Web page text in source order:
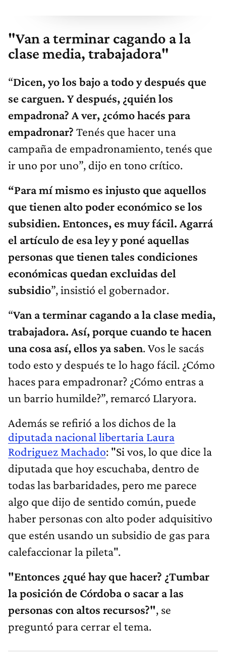
"Van a terminar cagando a la
clase media, trabajadora"
“Dicen, yo los bajo a todo y después que
se carguen. Y después, ¿quién los
empadrona? A ver, ¿cómo hacés para
empadronar? Tenés que hacer una
campaña de empadronamiento, tenés que
ir uno por uno”, dijo en tono crítico.
“Para mí mismo es injusto que aquellos
que tienen alto poder económico se los
subsidien. Entonces, es muy fácil. Agarrá
el artículo de esa ley y poné aquellas
personas que tienen tales condiciones
económicas quedan excluidas del
subsidio”, insistió el gobernador.
“Van a terminar cagando a la clase media,
trabajadora. Así, porque cuando te hacen
una cosa así, ellos ya saben. Vos le sacás
todo esto y después te lo hago fácil. ¿Cómo
haces para empadronar? ¿Cómo entras a
un barrio humilde?”, remarcó Llaryora.
Además se refirió a los dichos de la
diputada nacional libertaria Laura
Rodriguez Machado: "Si vos, lo que dice la
diputada que hoy escuchaba, dentro de
todas las barbaridades, pero me parece
algo que dijo de sentido común, puede
haber personas con alto poder adquisitivo
que estén usando un subsidio de gas para
calefaccionar la pileta".
"Entonces ¿qué hay que hacer? ¿Tumbar
la posición de Córdoba o sacar a las
personas con altos recursos?", se
preguntó para cerrar el tema.